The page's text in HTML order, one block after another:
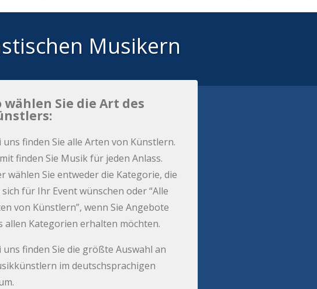
Musikern
wählen Sie die Art des
uns finden Sie alle Arten von Künstlern.
finden Sie Musik für jeden Anlass.
wählen Sie entweder die Kategorie, die
sich für Ihr Event wünschen oder “Alle
von Künstlern”, wenn Sie Angebote
allen Kategorien erhalten möchten.
uns finden Sie die größte Auswahl an
im deutschsprachigen